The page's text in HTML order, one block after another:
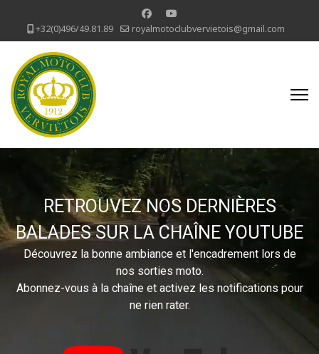
+32(0)496/49.81.89 royalmotoclubvervietois@gmail.com
RETROUVEZ NOS DERNIÈRES
BALADES SUR LA CHAÎNE YOUTUBE
Découvrez la bonne ambiance et l'encadrement lors de
nos sorties moto.
Abonnez-vous à la chaîne et activez les notifications pour
ne rien rater.